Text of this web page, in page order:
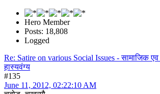
Hero Member
Posts: 18,808
Logged
Re: Satire on various Social Issues - सामाजिक
हास्यवंग्य
#135
June 11, 2012, 02:22:10 AM